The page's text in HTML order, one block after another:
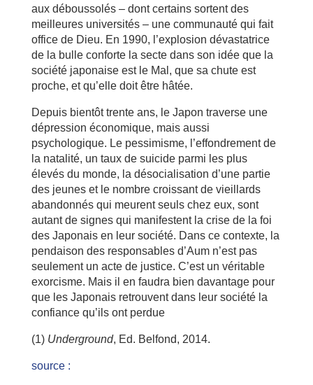
aux déboussolés – dont certains sortent des
meilleures universités – une communauté qui fait
office de Dieu. En 1990, l’explosion dévastatrice
de la bulle conforte la secte dans son idée que la
société japonaise est le Mal, que sa chute est
proche, et qu’elle doit être hâtée.
Depuis bientôt trente ans, le Japon traverse une
dépression économique, mais aussi
psychologique. Le pessimisme, l’effondrement de
la natalité, un taux de suicide parmi les plus
élevés du monde, la désocialisation d’une partie
des jeunes et le nombre croissant de vieillards
abandonnés qui meurent seuls chez eux, sont
autant de signes qui manifestent la crise de la foi
des Japonais en leur société. Dans ce contexte, la
pendaison des responsables d’Aum n’est pas
seulement un acte de justice. C’est un véritable
exorcisme. Mais il en faudra bien davantage pour
que les Japonais retrouvent dans leur société la
confiance qu’ils ont perdue
(1) Underground, Ed. Belfond, 2014.
source :